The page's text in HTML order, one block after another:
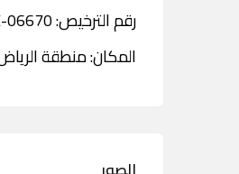
رقم الترخيص: LICENCE-06670
المكان: منطقة